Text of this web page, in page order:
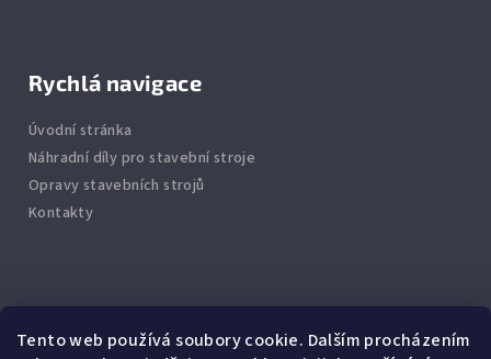
Tento web používá soubory cookie. Dalším procházením
Rychlá navigace
Úvodní stránka
Náhradní díly pro stavební stroje
Opravy stavebních strojů
Kontakty